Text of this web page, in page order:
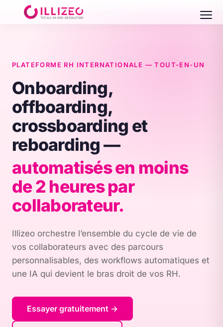
PLATEFORME RH INTERNATIONALE — TOUT-EN-UN
Onboarding,
offboarding,
crossboarding et
reboarding —
automatisés en moins
de 2 heures par
collaborateur.
Illizeo orchestre l’ensemble du cycle de vie de
vos collaborateurs avec des parcours
personnalisables, des workflows automatiques et
une IA qui devient le bras droit de vos RH.
Essayer gratuitement →